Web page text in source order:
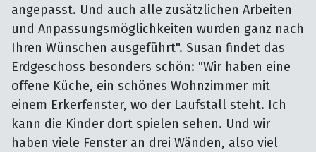
angepasst. Und auch alle zusätzlichen Arbeiten
und Anpassungsmöglichkeiten wurden ganz nach
Ihren Wünschen ausgeführt". Susan findet das
Erdgeschoss besonders schön: "Wir haben eine
offene Küche, ein schönes Wohnzimmer mit
einem Erkerfenster, wo der Laufstall steht. Ich
kann die Kinder dort spielen sehen. Und wir
haben viele Fenster an drei Wänden, also viel